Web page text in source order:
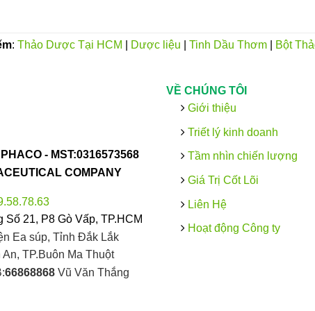
: Thảo Dược Tại HCM Dược liệu Tinh Dầu Thơm| Bột
-MST:0316573568
COMPANY
21, P8 Gò Vấp, TP.HCM
Ea súp, Tỉnh Đắk Lắk
TP.Buôn Ma Thuột
66868868Vũ Văn Thắng
VỀ CHÚNG TÔI
Giới thiệu
Triết lý kinh doanh
Tầm nhìn chiến lượng
Giá Trị Cốt Lõi
Liên Hệ
Hoạt động Công ty